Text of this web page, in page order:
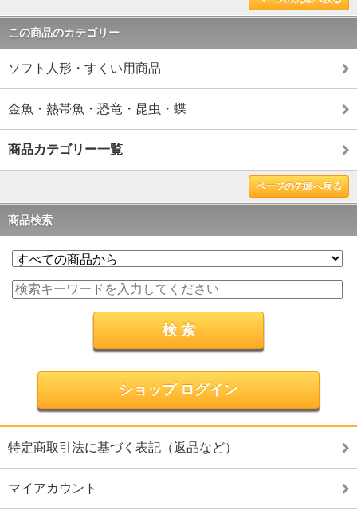
この商品のカテゴリー
ソフト人形・すくい用商品
金魚・熱帯魚・恐竜・昆虫・蝶
商品カテゴリー一覧
ページの先頭へ戻る
商品検索
ショップ ログイン
特定商取引法に基づく表記（返品など）
マイアカウント